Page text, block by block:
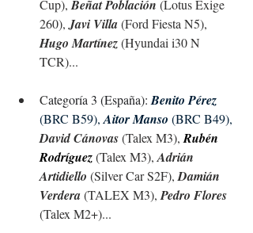
Cup), Beñat Población (Lotus Exige
260), Javi Villa (Ford Fiesta N5),
Hugo Martínez (Hyundai i30 N
TCR)...
Categoría 3 (España): Benito Pérez
(BRC B59), Aitor Manso (BRC B49),
David Cánovas (Talex M3), Rubén
Rodríguez(Talex M3), Adrián
Artidiello (Silver Car S2F), Damián
Verdera (TALEX M3), Pedro Flores
(Talex M2+)...